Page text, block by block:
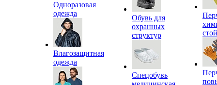
Одноразовая
одежда
Влагозащитная
одежда
Обувь для
охранных
структур
Спецобувь